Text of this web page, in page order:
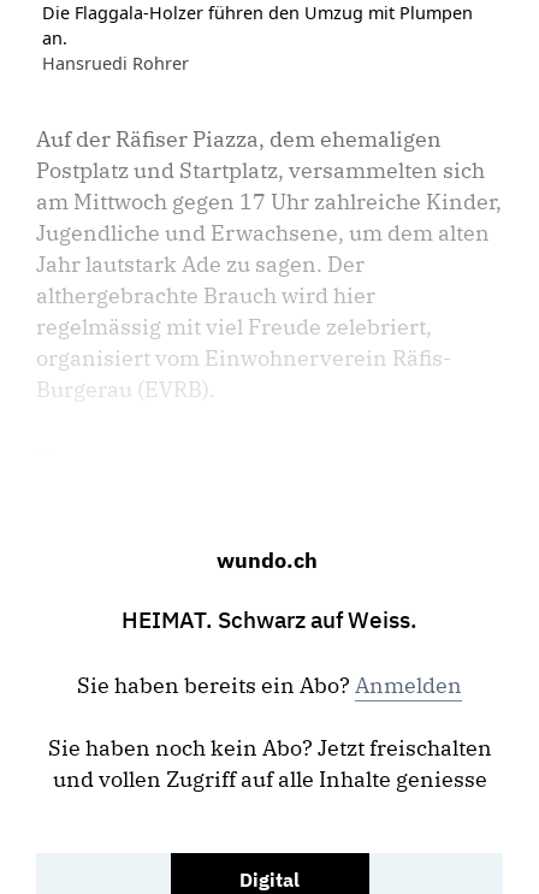
Die Flaggala-Holzer führen den Umzug mit Plumpen
an.
Hansruedi Rohrer
Auf der Räfiser Piazza, dem ehemaligen
Postplatz und Startplatz, versammelten sich
am Mittwoch gegen 17 Uhr zahlreiche Kinder,
Jugendliche und Erwachsene, um dem alten
Jahr lautstark Ade zu sagen. Der
althergebrachte Brauch wird hier
regelmässig mit viel Freude zelebriert,
organisiert vom Einwohnerverein Räfis-
Burgerau (EVRB).
wundo.ch
HEIMAT. Schwarz auf Weiss.
Sie haben bereits ein Abo? Anmelden
Sie haben noch kein Abo? Jetzt freischalten
und vollen Zugriff auf alle Inhalte geniesse
Digital